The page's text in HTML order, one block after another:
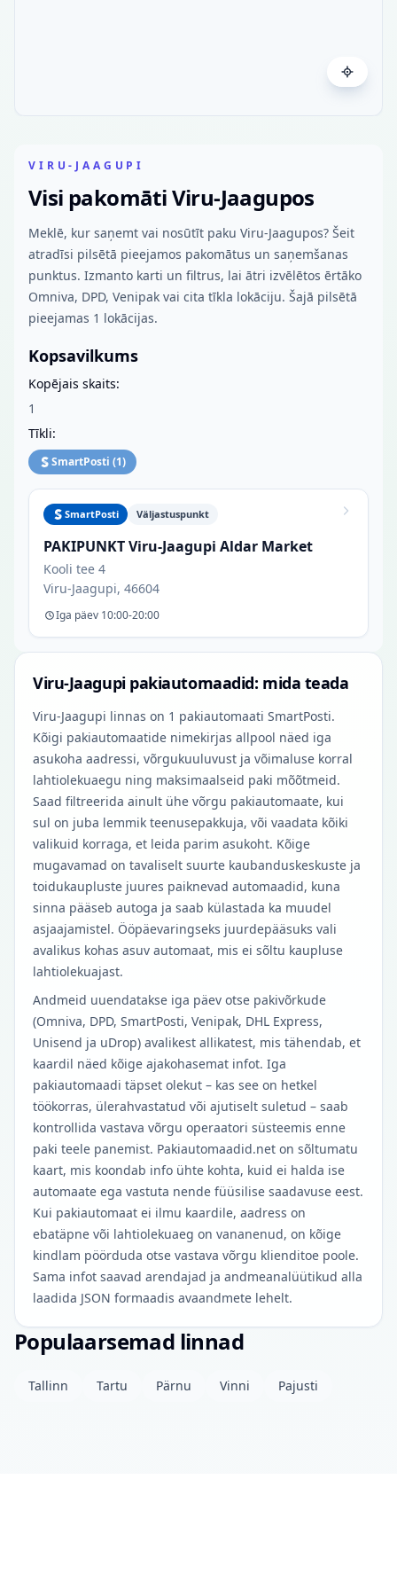
VIRU-JAAGUPI
Visi pakomāti Viru-Jaagupos
Meklē, kur saņemt vai nosūtīt paku Viru-Jaagupos? Šeit
atradīsi pilsētā pieejamos pakomātus un saņemšanas
punktus. Izmanto karti un filtrus, lai ātri izvēlētos ērtāko
Omniva, DPD, Venipak vai cita tīkla lokāciju. Šajā pilsētā
pieejamas 1 lokācijas.
Kopsavilkums
Kopējais skaits:
1
Tīkli:
SmartPosti (1)
SmartPosti Väljastuspunkt
PAKIPUNKT Viru-Jaagupi Aldar Market
Kooli tee 4
Viru-Jaagupi, 46604
Iga päev 10:00-20:00
Viru-Jaagupi pakiautomaadid: mida teada
Viru-Jaagupi linnas on 1 pakiautomaati SmartPosti.
Kõigi pakiautomaatide nimekirjas allpool näed iga
asukoha aadressi, võrgukuuluvust ja võimaluse korral
lahtiolekuaegu ning maksimaalseid paki mõõtmeid.
Saad filtreerida ainult ühe võrgu pakiautomaate, kui
sul on juba lemmik teenusepakkuja, või vaadata kõiki
valikuid korraga, et leida parim asukoht. Kõige
mugavamad on tavaliselt suurte kaubanduskeskuste ja
toidukaupluste juures paiknevad automaadid, kuna
sinna pääseb autoga ja saab külastada ka muudel
asjaajamistel. Ööpäevaringseks juurdepääsuks vali
avalikus kohas asuv automaat, mis ei sõltu kaupluse
lahtiolekuajast.
Andmeid uuendatakse iga päev otse pakivõrkude
(Omniva, DPD, SmartPosti, Venipak, DHL Express,
Unisend ja uDrop) avalikest allikatest, mis tähendab, et
kaardil näed kõige ajakohasemat infot. Iga
pakiautomaadi täpset olekut – kas see on hetkel
töökorras, ülerahvastatud või ajutiselt suletud – saab
kontrollida vastava võrgu operaatori süsteemis enne
paki teele panemist. Pakiautomaadid.net on sõltumatu
kaart, mis koondab info ühte kohta, kuid ei halda ise
automaate ega vastuta nende füüsilise saadavuse eest.
Kui pakiautomaat ei ilmu kaardile, aadress on
ebatäpne või lahtiolekuaeg on vananenud, on kõige
kindlam pöörduda otse vastava võrgu klienditoe poole.
Sama infot saavad arendajad ja andmeanalüütikud alla
laadida JSON formaadis avaandmete lehelt.
Populaarsemad linnad
Tallinn Tartu Pärnu Vinni Pajusti